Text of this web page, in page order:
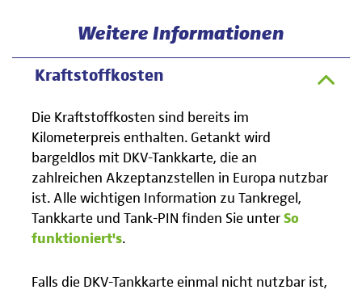
Weitere Informationen
Kraftstoffkosten
Die Kraftstoffkosten sind bereits im
Kilometerpreis enthalten. Getankt wird
bargeldlos mit DKV-Tankkarte, die an
zahlreichen Akzeptanzstellen in Europa nutzbar
ist. Alle wichtigen Information zu Tankregel,
Tankkarte und Tank-PIN finden Sie unter So
funktioniert's.
Falls die DKV-Tankkarte einmal nicht nutzbar ist,